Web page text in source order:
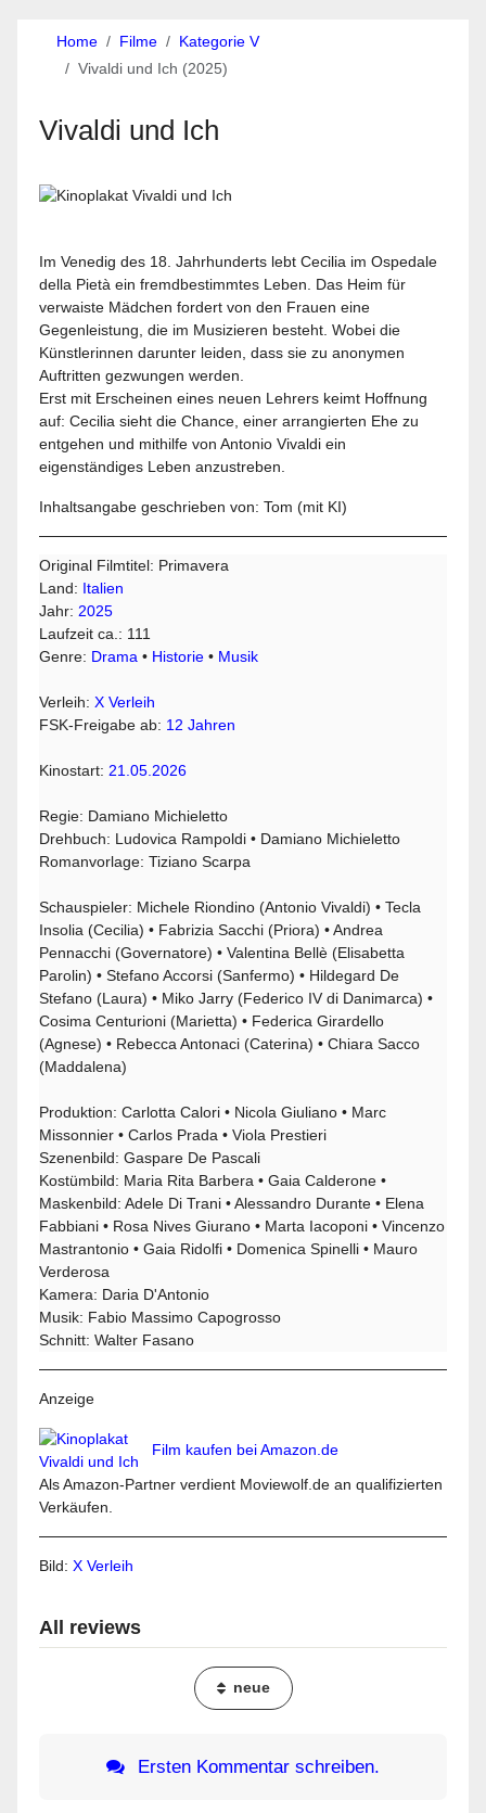
Home Filme
Kategorie V
Vivaldi und Ich (2025)
Vivaldi und Ich
Im Venedig des 18. Jahrhunderts lebt Cecilia im Ospedale
della Pietà ein fremdbestimmtes Leben. Das Heim für
verwaiste Mädchen fordert von den Frauen eine
Gegenleistung, die im Musizieren besteht. Wobei die
Künstlerinnen darunter leiden, dass sie zu anonymen
Auftritten gezwungen werden.
Erst mit Erscheinen eines neuen Lehrers keimt Hoffnung
auf: Cecilia sieht die Chance, einer arrangierten Ehe zu
entgehen und mithilfe von Antonio Vivaldi ein
eigenständiges Leben anzustreben.
Inhaltsangabe geschrieben von: Tom (mit KI)
Original Filmtitel: Primavera
Land: Italien
Jahr: 2025
Laufzeit ca.: 111
Genre: Drama • Historie • Musik
Verleih:X Verleih
FSK-Freigabe ab: 12 Jahren
Kinostart: 21.05.2026
Regie: Damiano Michieletto
Drehbuch: Ludovica Rampoldi • Damiano Michieletto
Romanvorlage: Tiziano Scarpa
Schauspieler: Michele Riondino (Antonio Vivaldi) • Tecla
Insolia (Cecilia) • Fabrizia Sacchi (Priora) • Andrea
Pennacchi (Governatore) • Valentina Bellè (Elisabetta
Parolin) • Stefano Accorsi (Sanfermo) • Hildegard De
Stefano (Laura) • Miko Jarry (Federico IV di Danimarca) •
Cosima Centurioni (Marietta) • Federica Girardello
(Agnese) • Rebecca Antonaci (Caterina) • Chiara Sacco
(Maddalena)
Produktion: Carlotta Calori • Nicola Giuliano • Marc
Missonnier • Carlos Prada • Viola Prestieri
Szenenbild: Gaspare De Pascali
Kostümbild: Maria Rita Barbera • Gaia Calderone •
Maskenbild: Adele Di Trani • Alessandro Durante • Elena
Fabbiani • Rosa Nives Giurano • Marta Iacoponi • Vincenzo
Mastrantonio • Gaia Ridolfi • Domenica Spinelli • Mauro
Verderosa
Kamera: Daria D'Antonio
Musik: Fabio Massimo Capogrosso
Schnitt: Walter Fasano
Anzeige
Film kaufen bei Amazon.de
Als Amazon-Partner verdient Moviewolf.de an qualifizierten
Verkäufen.
Bild:X Verleih
All reviews
neue
Ersten Kommentar schreiben.